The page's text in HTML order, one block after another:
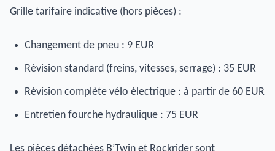
Grille tarifaire indicative (hors pièces) :
Changement de pneu : 9 EUR
Révision standard (freins, vitesses, serrage) : 35 EUR
Révision complète vélo électrique : à partir de 60 EUR
Entretien fourche hydraulique : 75 EUR